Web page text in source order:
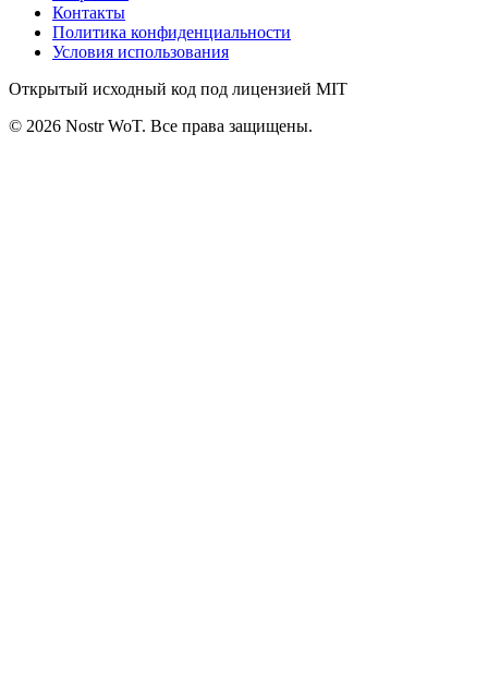
Контакты
Политика конфиденциальности
Условия использования
Открытый исходный код под лицензией MIT
© 2026 Nostr WoT. Все права защищены.